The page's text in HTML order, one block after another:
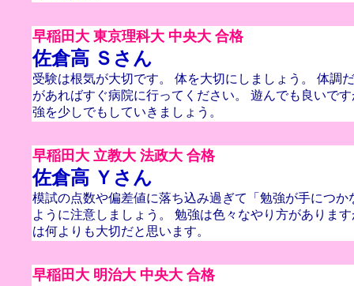
早稲田大 東京理科大 中央大 合格
佐倉高 Ｓさん
受験は根気が大切です。 体を大切にしましょう。 体調
があればすぐ病院に行ってください。 遊んでも良いで
強を少しでもしていきましょう。
早稲田大 立教大 法政大 合格
佐倉高 Ｙさん
模試の点数や偏差値に落ち込み過ぎて「勉強が手につか
ように注意しましょう。 勉強は色々なやり方がありま
は何よりも大切だと思います。
早稲田大 明治大 中央大 合格